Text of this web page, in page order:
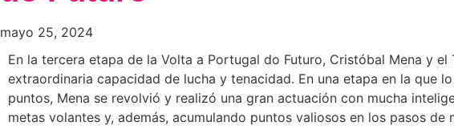
mayo 25, 2024
En la tercera etapa de la Volta a Portugal do Futuro, Cristóbal Mena y
extraordinaria capacidad de lucha y tenacidad. En una etapa en la que
puntos, Mena se revolvió y realizó una gran actuación con mucha
metas volantes y, además, acumulando puntos valiosos en los pasos